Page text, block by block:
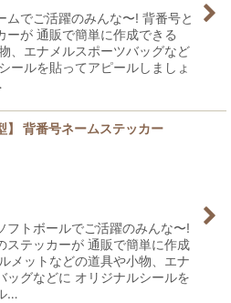
ムでご活躍のみんな〜! 背番号と
ーが 通販で簡単に作成できる
、エナメルスポーツバッグなど
ールを貼ってアピールしましょ
】 背番号ネームステッカー
フトボールでご活躍のみんな〜!
ステッカーが 通販で簡単に作成
メットなどの道具や小物、エナ
ッグなどに オリジナルシールを
…